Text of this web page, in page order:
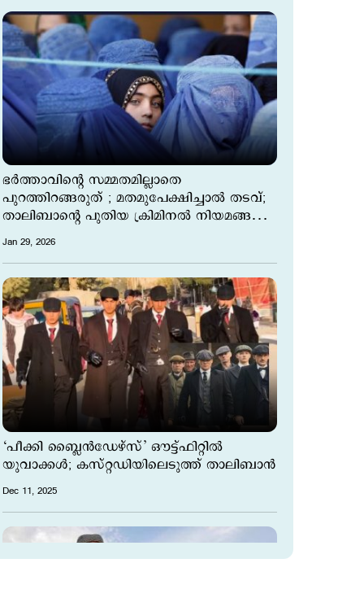
ഭര്‍ത്താവിന്‍റെ സമ്മതമില്ലാതെ
പുറത്തിറങ്ങരുത് ; മതമുപേക്ഷിച്ചാല്‍ തടവ്;
താലിബാന്‍റെ പുതിയ ക്രിമിനൽ നിയമങ്ങൾ
ഇങ്ങനെ
Jan 29, 2026
‘പീക്കി ബ്ലൈൻഡേഴ്സ്’ ഔട്ട്ഫിറ്റില്‍
യുവാക്കള്‍; കസ്റ്റഡിയിലെടുത്ത് താലിബാൻ
Dec 11, 2025